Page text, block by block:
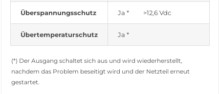
Überspannungsschutz Ja * >12,6 Vdc
Übertemperaturschutz Ja *
(*) Der Ausgang schaltet sich aus und wird wiederherstellt,
nachdem das Problem beseitigt wird und der Netzteil erneut
gestartet.